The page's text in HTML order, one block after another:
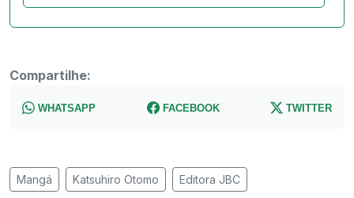
Compartilhe:
WHATSAPP FACEBOOK TWITTER
Mangá Katsuhiro Otomo Editora JBC